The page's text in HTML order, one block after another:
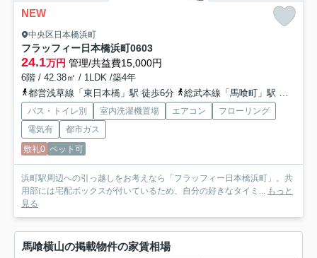
NEW
中央区日本橋浜町
フラッフィー日本橋浜町0603
24.1万円 管理/共益費15,000円
6階 / 42.38㎡ / 1LDK /築4年
都営浅草線「東日本橋」駅 徒歩6分
総武本線「馬喰町」駅 徒歩10分
バス・トイレ別 室内洗濯機置場 エアコン
フローリング
電気有
都市ガス
敷礼0 ペット可
浜町駅周辺への引っ越しをお考えなら「フラッフィー日本橋浜町」。共
用部には宅配ボックスが付いているため、自分の好きなタイミ... もっと
見る
馬喰横山の掲載物件の家賃相場